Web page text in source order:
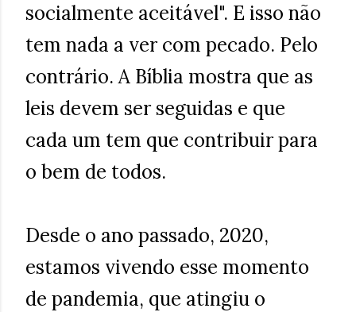
socialmente aceitável". E isso não
tem nada a ver com pecado. Pelo
contrário. A Bíblia mostra que as
leis devem ser seguidas e que
cada um tem que contribuir para
o bem de todos.
Desde o ano passado, 2020,
estamos vivendo esse momento
de pandemia, que atingiu o